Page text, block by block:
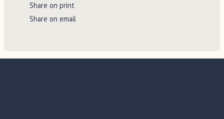
Share on print
Share on email